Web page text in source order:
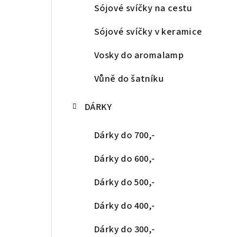
Sójové svíčky na cestu
Sójové svíčky v keramice
Vosky do aromalamp
Vůně do šatníku
DÁRKY
Dárky do 700,-
Dárky do 600,-
Dárky do 500,-
Dárky do 400,-
Dárky do 300,-